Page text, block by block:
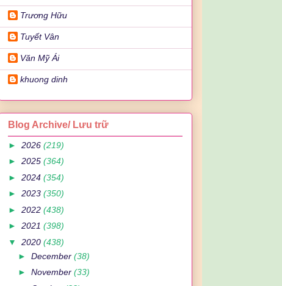
Trương Hữu
Tuyết Vân
Văn Mỹ Ái
khuong dinh
Blog Archive/ Lưu trữ
► 2026 (219)
► 2025 (364)
► 2024 (354)
► 2023 (350)
► 2022 (438)
► 2021 (398)
▼ 2020 (438)
►December(38)
►November(33)